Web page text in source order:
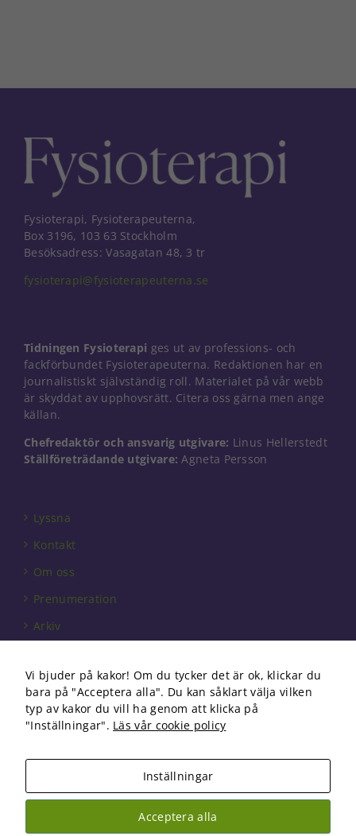
Fysioterapi, Fysioterapeuterna,
Box 3196, 103 63 Stockholm
Besöksadress: Vasagatan 48, 3 tr
fysioterapi@fysioterapeuterna.se
Tidningen Fysioterapi ges ut av professions- och
fackförbundet Fysioterapeuterna. Redaktionen har en
journalistiskt självständig roll. Materialet på vår webb
är skyddat av upphovsrätt. Citera oss gärna men ange
källan.
Chefredaktör och ansvarig utgivare: Linus Hellerstedt
Ställföreträdande utgivare: Agneta Persson
Lyssna
Kontakt
Om oss
Prenumeration
Arkiv
Förbundet
Om cookies
Copyright 2026 Fysioterapi | All Rights Reserved
Facebook
Instagram
Vi bjuder på kakor! Om du tycker det är ok, klickar du
bara på "Acceptera alla". Du kan såklart välja vilken
typ av kakor du vill ha genom att klicka på
"Inställningar". Läs vår cookie policy
Inställningar
Acceptera alla
Dessa kakor
går inte att
kunna
hemsidans
funktionalitet
och
uppbyggnad,
baserat på
hemsidan
används.